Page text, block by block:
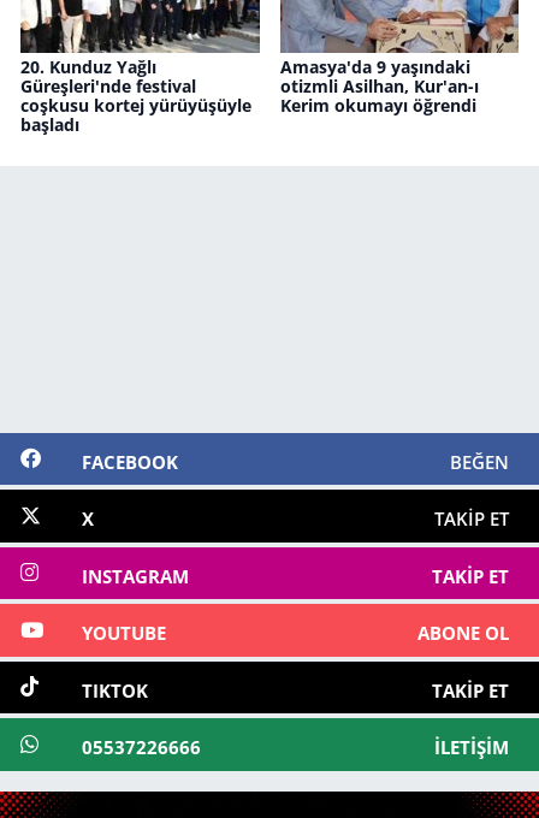
20. Kunduz Yağlı
Güreşleri'nde festival
coşkusu kortej yürüyüşüyle
başladı
Amasya'da 9 yaşındaki
otizmli Asilhan, Kur'an-ı
Kerim okumayı öğrendi
FACEBOOK BEĞEN
X TAKIP ET
INSTAGRAM TAKIP ET
YOUTUBE ABONE OL
TIKTOK TAKIP ET
05537226666 İLETIŞIM